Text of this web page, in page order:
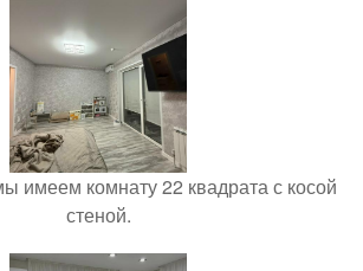
имеем комнату 22 квадрата с косой
стеной.